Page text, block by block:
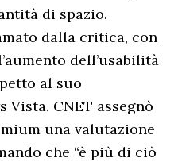
di spazio.
dalla critica, con
dell’usabilità
al suo
Vista. CNET assegnò
una valutazione
che “è più di ciò